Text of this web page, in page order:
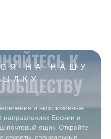
НА НАШУ
К
и эксклюзивные
Боснии и
почтовый ящик. Откройте
секреты, специальные